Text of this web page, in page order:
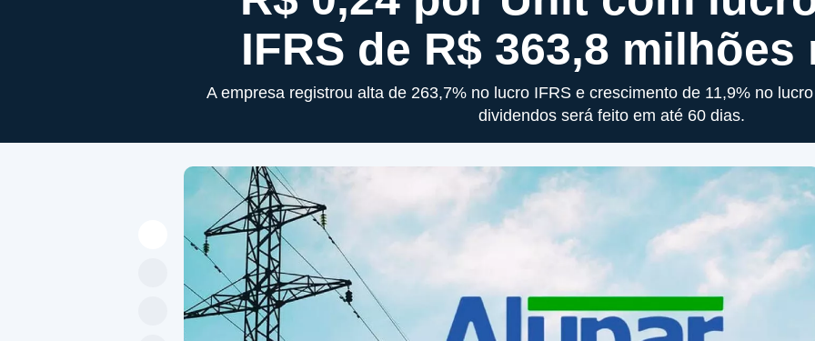
IFRS de R$ 363,8 milhões
A empresa registrou alta de 263,7% no lucro IFRS e crescimento de 11,9% no
dividendos será feito em até 60 dias.